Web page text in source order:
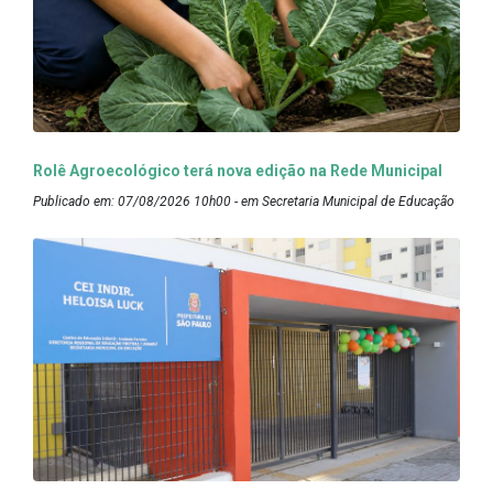
Rolê Agroecológico terá nova edição na Rede Municipal
Publicado em: 07/08/2026 10h00 - em Secretaria Municipal de Educação